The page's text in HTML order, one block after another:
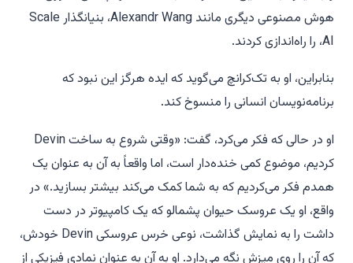
هوش مصنوعی دیگری مانند Alexandr Wang، بنیانگذار Scale
AI، را راه‌اندازی کردند.
بنابراین، او به تک‌کرانچ می‌گوید که ایده هرگز این نبود که
برنامه‌نویسان انسانی را منسوخ کند.
او در حالی که فکر می‌کرد، گفت: «وقتی شروع به ساخت Devin
کردیم، موضوع کمی خنده‌دار است، اما واقعاً به آن به عنوان یک
همدم فکر می‌کردیم که به شما کمک می‌کند بیشتر بسازید.» در
واقع، او یک عروسک حیوان پشمالو که یک کامپیوتر در دست
داشت را به نمایش گذاشت، نوعی خرس عروسکی Devin خودش،
که آن را روی میزش نگه می‌دارد. او به آن به عنوان نمادی فیزیکی از